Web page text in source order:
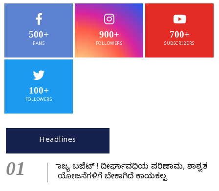
500+
FANS
900+
FOLLOWERS
700+
SUBSCRIBERS
100+
FOLLOWERS
Headlines
01
ರಾಜ್ಯ ಬಜೆಟ್ ! ದೀರ್ಘಾವಧಿಯ ಪರಿಣಾಮ, ಶಾಶ್ವತ
ಯೋಜನೆಗಳಿಗೆ ಬೇಕಾಗಿದೆ ಕಾಯಕಲ್ಪ